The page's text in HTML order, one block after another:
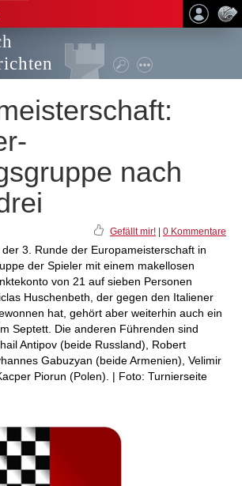
nach
Gefällt mir! 0 Kommentare
3. Runde der Europameisterschaft in
der Spieler mit einem makellosen
von 21 auf sieben Personen
Huschenbeth, der gegen den Italiener
hat, gehört aber weiterhin auch ein
Septett. Die anderen Führenden sind
Antipov (beide Russland), Robert
Gabuzyan (beide Armenien), Velimir
Piorun (Polen). | Foto: Turnierseite